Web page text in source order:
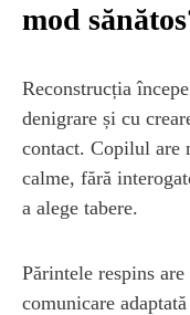
mod
Reconstrucția
denigrare și cu
contact. Copilul are
calme, fără
a alege tabere.
Părintele respins
comunicare